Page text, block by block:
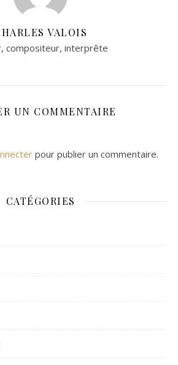
VALOIS
compositeur, interprête
UN COMMENTAIRE
pour publier un commentaire.
CATÉGORIES